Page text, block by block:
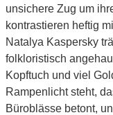
unsichere Zug um
kontrastieren heftig
Natalya Kaspersky
folkloristisch
Kopftuch und viel
Rampenlicht steht,
Büroblässe betont,